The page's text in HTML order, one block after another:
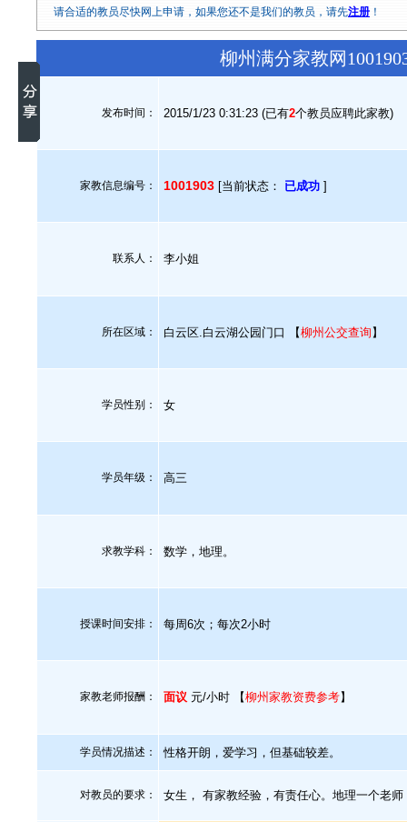
请合适的教员尽快网上申请，如果您还不是我们的教员，请先注册 ！
柳州满分家教网
发布时间： 2015/1/23 0:31:23 (已有2个教员应聘此家教)
家教信息编号： 1001903 [当前状态： 已成功 ]
联系人： 李小姐
所在区域： 白云区.白云湖公园门口 【柳州公交查询 】
学员性别： 女
学员年级： 高三
求教学科： 数学，地理。
授课时间安排： 每周6次；每次2小时
家教老师报酬： 面议 元/小时 【柳州家教资费参考】
学员情况描述： 性格开朗，爱学习，但基础较差。
对教员的要求： 女生， 有家教经验，有责任心。地理一个老